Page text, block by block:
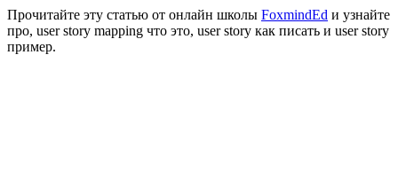
Прочитайте эту статью от онлайн школы FoxmindEd и узнайте
про, user story mapping что это, user story как писать и user story
пример.